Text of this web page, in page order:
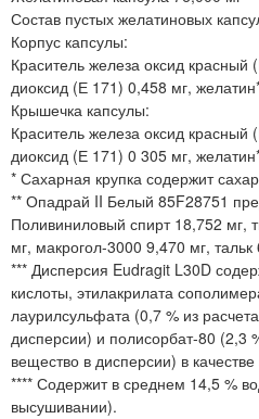
Состав пустых желатиновых
Корпус капсулы:
Краситель железа оксид красный
диоксид (Е 171) 0,458 мг,
Крышечка капсулы:
Краситель железа оксид красный
диоксид (Е 171) 0 305 мг,
* Сахарная крупка содержит
** Опадрай II Белый 85F28751
Поливиниловый спирт 18,752 мг,
мг, макрогол-3000 9,470 мг, тальк
*** Дисперсия Eudragit L30D
кислоты, этилакрилата
лаурилсульфата (0,7 % из
дисперсии) и полисорбат-80 (2,3
вещество в дисперсии) в качестве
**** Содержит в среднем 14,5 %
высушивании).